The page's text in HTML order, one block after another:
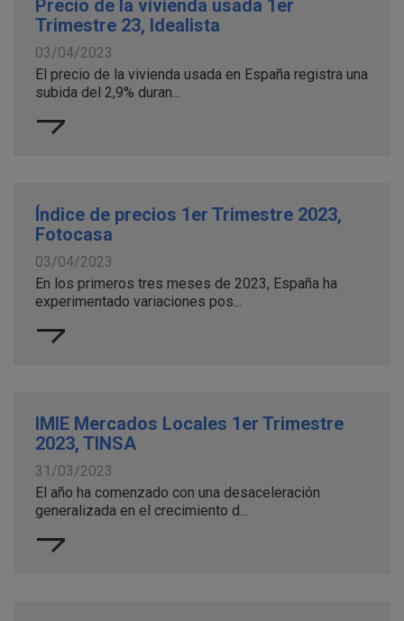
Precio de la vivienda usada 1er
Trimestre 23, Idealista
03/04/2023
El precio de la vivienda usada en España registra una
subida del 2,9% duran...
Índice de precios 1er Trimestre 2023,
Fotocasa
03/04/2023
En los primeros tres meses de 2023, España ha
experimentado variaciones pos...
IMIE Mercados Locales 1er Trimestre
2023, TINSA
31/03/2023
El año ha comenzado con una desaceleración
generalizada en el crecimiento d...